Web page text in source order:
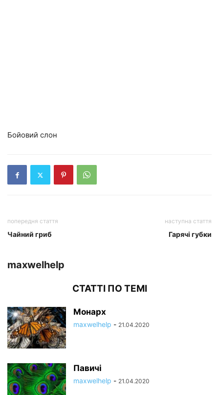
Бойовий слон
попередня стаття
Чайний гриб
наступна стаття
Гарячі губки
maxwelhelp
СТАТТІ ПО ТЕМІ
Монарх
maxwelhelp - 21.04.2020
Павичі
maxwelhelp - 21.04.2020